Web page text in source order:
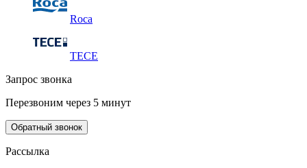
Roca
TECE
Запрос звонка
Перезвоним через 5 минут
Обратный звонок
Рассылка